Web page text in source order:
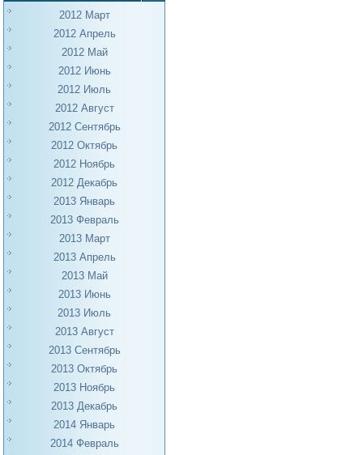
2012 Март
2012 Апрель
2012 Май
2012 Июнь
2012 Июль
2012 Август
2012 Сентябрь
2012 Октябрь
2012 Ноябрь
2012 Декабрь
2013 Январь
2013 Февраль
2013 Март
2013 Апрель
2013 Май
2013 Июнь
2013 Июль
2013 Август
2013 Сентябрь
2013 Октябрь
2013 Ноябрь
2013 Декабрь
2014 Январь
2014 Февраль